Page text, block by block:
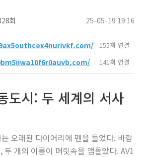
회 25-05-19 19:16
155회 연결
141회 연결
도시: 두 세계의 서사
오래된 다이어리에 펜을 들었다. 바람
두 개의 이름이 머릿속을 맴돌았다. AV1